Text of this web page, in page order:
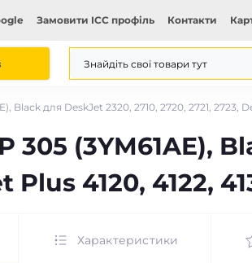
Замовити ICC профіль Контакти
Black для DeskJet 2320, 2710, 2720, 2721, 2723,
305 (3YM61AE),
Plus 4120, 4122,
Характеристики